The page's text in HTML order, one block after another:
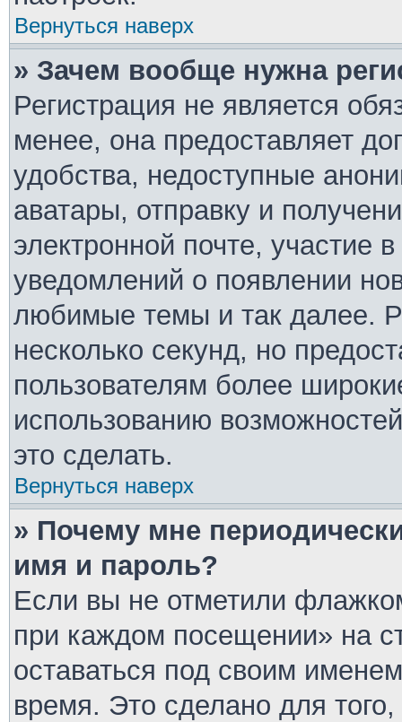
Вернуться наверх
» Зачем вообще нужна
Регистрация не является
менее, она предоставляет
удобства, недоступные
аватары, отправку и
электронной почте, участие
уведомлений о появлении
любимые темы и так далее.
несколько секунд, но
пользователям более
использованию
это сделать.
Вернуться наверх
» Почему мне
имя и пароль?
Если вы не отметили
при каждом посещении» на
оставаться под своим
время. Это сделано для